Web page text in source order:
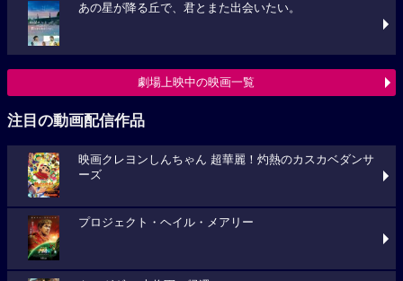
あの星が降る丘で、君とまた出会いたい。
劇場上映中の映画一覧
注目の動画配信作品
映画クレヨンしんちゃん 超華麗！灼熱のカスカベダンサ
ーズ
プロジェクト・ヘイル・メアリー